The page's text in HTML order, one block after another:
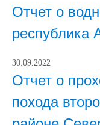
Отчет о
республика
30.09.2022
Отчет о
похода